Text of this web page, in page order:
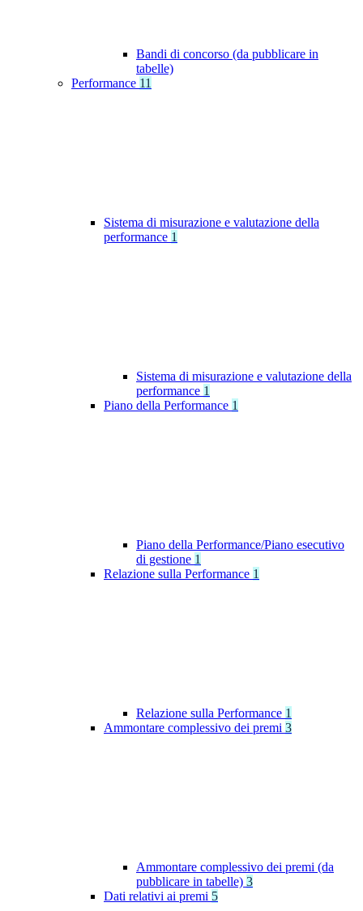
Bandi di concorso (da pubblicare in
tabelle)
Performance 11
Sistema di misurazione e valutazione della
performance 1
Sistema di misurazione e valutazione della
performance 1
Piano della Performance 1
Piano della Performance/Piano esecutivo
di gestione 1
Relazione sulla Performance 1
Relazione sulla Performance 1
Ammontare complessivo dei premi 3
Ammontare complessivo dei premi (da
pubblicare in tabelle) 3
Dati relativi ai premi 5